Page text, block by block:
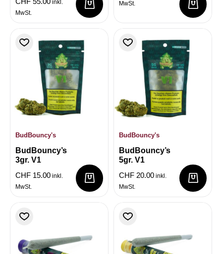
inkl.
MwSt.
MwSt.
BudBouncy's
BudBouncy’s
3gr. V1
CHF 15.00 inkl.
MwSt.
BudBouncy's
BudBouncy’s
5gr. V1
CHF 20.00 inkl.
MwSt.